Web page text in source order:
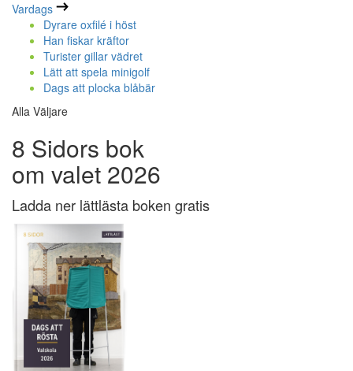
Vardags
Dyrare oxfilé i höst
Han fiskar kräftor
Turister gillar vädret
Lätt att spela minigolf
Dags att plocka blåbär
Alla Väljare
8 Sidors bok
om valet 2026
Ladda ner lättlästa boken gratis